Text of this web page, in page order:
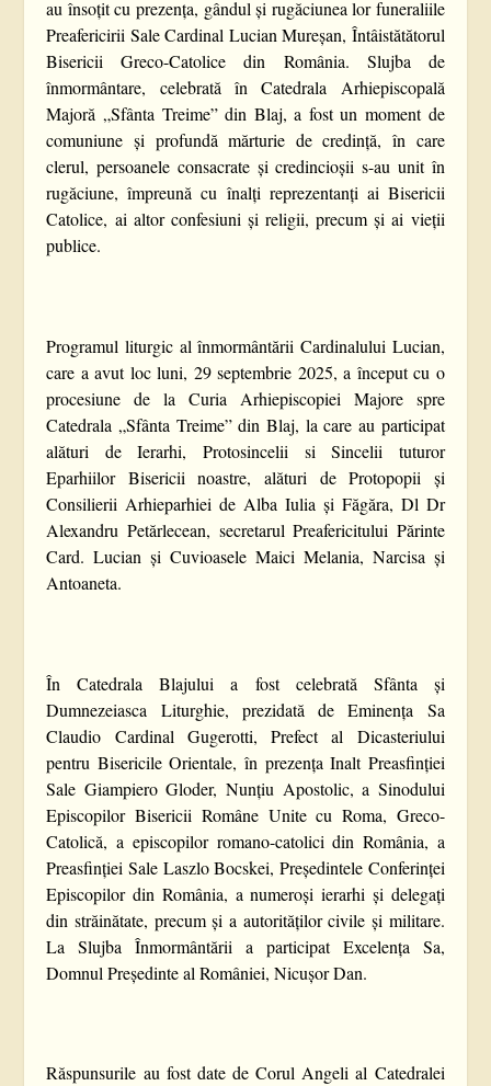
au însoțit cu prezența, gândul și rugăciunea lor funeraliile
Preafericirii Sale Cardinal Lucian Mureșan, Întâistătătorul
Bisericii Greco-Catolice din România. Slujba de
înmormântare, celebrată în Catedrala Arhiepiscopală
Majoră „Sfânta Treime” din Blaj, a fost un moment de
comuniune și profundă mărturie de credință, în care
clerul, persoanele consacrate și credincioșii s-au unit în
rugăciune, împreună cu înalți reprezentanți ai Bisericii
Catolice, ai altor confesiuni și religii, precum și ai vieții
publice.
Programul liturgic al înmormântării Cardinalului Lucian,
care a avut loc luni, 29 septembrie 2025, a început cu o
procesiune de la Curia Arhiepiscopiei Majore spre
Catedrala „Sfânta Treime” din Blaj, la care au participat
alături de Ierarhi, Protosincelii si Sincelii tuturor
Eparhiilor Bisericii noastre, alături de Protopopii și
Consilierii Arhieparhiei de Alba Iulia și Făgăra, Dl Dr
Alexandru Petărlecean, secretarul Preafericitului Părinte
Card. Lucian și Cuvioasele Maici Melania, Narcisa și
Antoaneta.
În Catedrala Blajului a fost celebrată Sfânta și
Dumnezeiasca Liturghie, prezidată de Eminența Sa
Claudio Cardinal Gugerotti, Prefect al Dicasteriului
pentru Bisericile Orientale, în prezența Inalt Preasfinției
Sale Giampiero Gloder, Nunțiu Apostolic, a Sinodului
Episcopilor Bisericii Române Unite cu Roma, Greco-
Catolică, a episcopilor romano-catolici din România, a
Preasfinției Sale Laszlo Bocskei, Președintele Conferinței
Episcopilor din România, a numeroși ierarhi și delegați
din străinătate, precum și a autorităților civile și militare.
La Slujba Înmormântării a participat Excelența Sa,
Domnul Președinte al României, Nicușor Dan.
Răspunsurile au fost date de Corul Angeli al Catedralei